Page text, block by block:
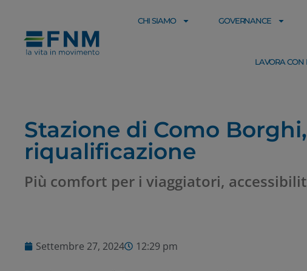
CHI SIAMO GOVERNANCE
LAVORA CON
Stazione di Como
riqualificazione
Più comfort per i viaggiatori,
Settembre 27, 2024 12:29 pm